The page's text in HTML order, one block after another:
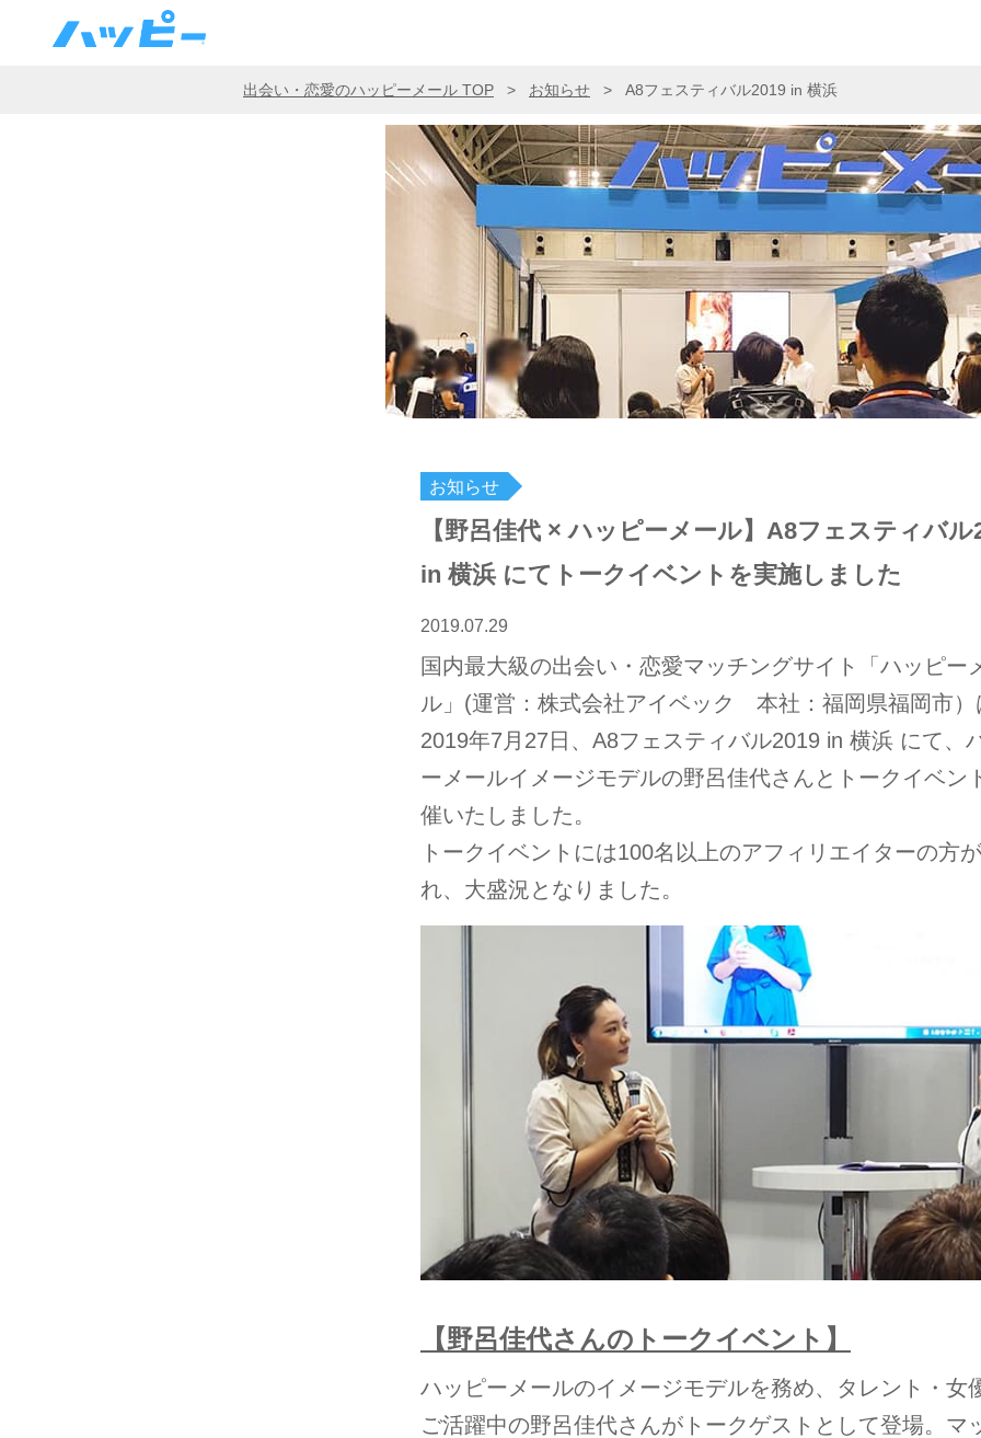
出会い・恋愛のハッピーメール TOP > お知らせ > A8フェスティバル2019 in 横浜
お知らせ
【野呂佳代 × ハッピーメール】A8フェスティバル
in 横浜 にてトークイベントを実施しました
2019.07.29
国内最大級の出会い・恋愛マッチングサイト「ハッピー
ル」(運営：株式会社アイベック 本社：福岡県福岡市）
2019年7月27日、A8フェスティバル2019 in 横浜 にて、
ーメールイメージモデルの野呂佳代さんとトークイベン
催いたしました。
トークイベントには100名以上のアフィリエイターの方
れ、大盛況となりました。
【野呂佳代さんのトークイベント】
ハッピーメールのイメージモデルを務め、タレント・女
ご活躍中の野呂佳代さんがトークゲストとして登場。マ